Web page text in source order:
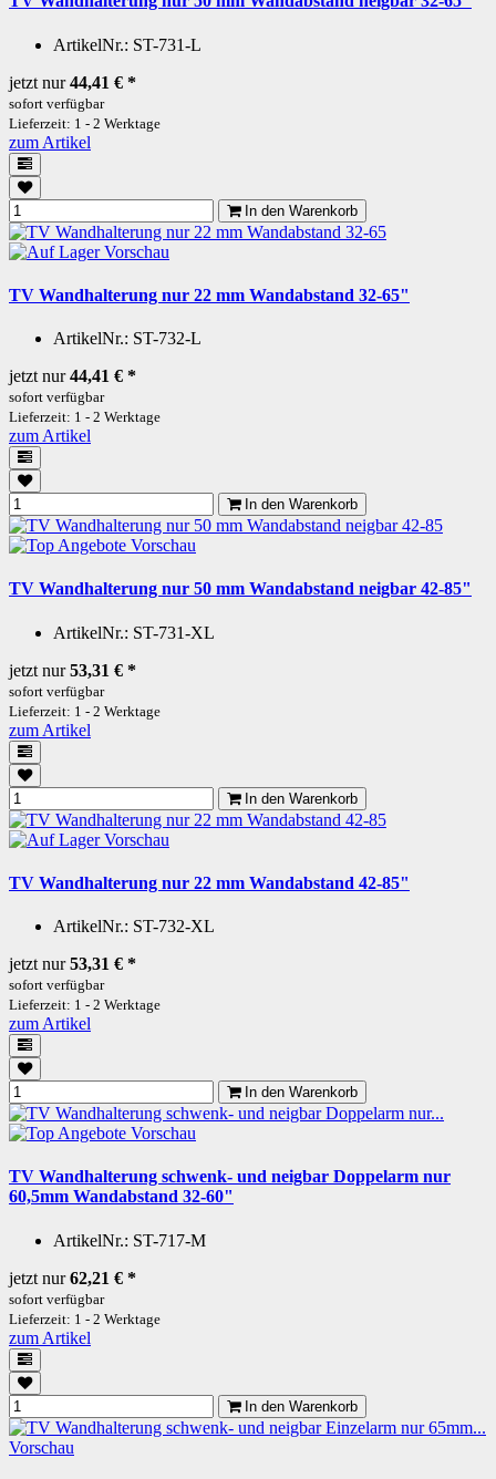
ArtikelNr.: ST-731-L
jetzt nur44,41 € *
sofort verfügbar
Lieferzeit: 1 - 2 Werktage
zum Artikel
In den Warenkorb
Vorschau
TV Wandhalterung nur 22 mm Wandabstand 32-65"
ArtikelNr.: ST-732-L
jetzt nur44,41 € *
sofort verfügbar
Lieferzeit: 1 - 2 Werktage
zum Artikel
In den Warenkorb
Vorschau
TV Wandhalterung nur 50 mm Wandabstand neigbar 42-85"
ArtikelNr.: ST-731-XL
jetzt nur53,31 € *
sofort verfügbar
Lieferzeit: 1 - 2 Werktage
zum Artikel
In den Warenkorb
Vorschau
TV Wandhalterung nur 22 mm Wandabstand 42-85"
ArtikelNr.: ST-732-XL
jetzt nur53,31 € *
sofort verfügbar
Lieferzeit: 1 - 2 Werktage
zum Artikel
In den Warenkorb
Vorschau
TV Wandhalterung schwenk- und neigbar Doppelarm nur
60,5mm Wandabstand 32-60"
ArtikelNr.: ST-717-M
jetzt nur62,21 € *
sofort verfügbar
Lieferzeit: 1 - 2 Werktage
zum Artikel
In den Warenkorb
Vorschau